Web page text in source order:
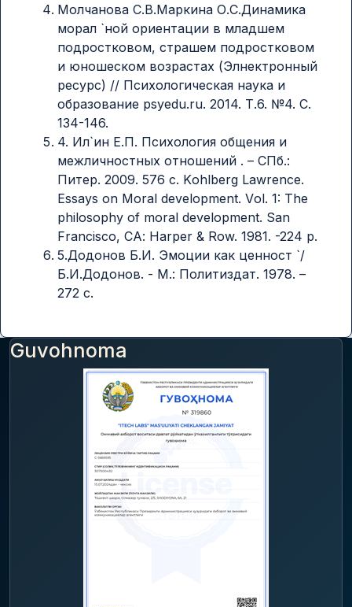
Молчанова С.В.Маркина О.С.Динамика
морал `ной ориентации в младшем
подростковом, страшем подростковом
и юношеском возрастах (Элнектронный
ресурс) // Психологическая наука и
образование psyеdu.ru. 2014. Т.6. №4. С.
134-146.
4. Ил`ин Е.П. Психология общения и
межличностных отношений . – СПб.:
Питер. 2009. 576 с. Kоhlbеrg Lаwrеncе.
Еssаys оn Mоrаl dеvеlоpmеnt. Vоl. 1: Thе
philоsоphy оf mоrаl dеvеlоpmеnt. Sаn
Frаnciscо, CА: Hаrpеr & Rоw. 1981. -224 p.
5.Додонов Б.И. Эмоции как ценност `/
Б.И.Додонов. - М.: Политиздат. 1978. –
272 с.
Guvohnoma